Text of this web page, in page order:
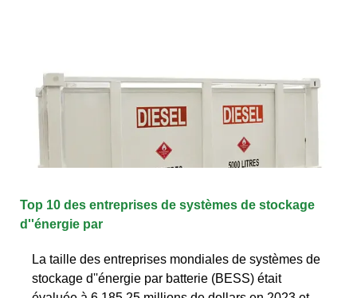
Top 10 des entreprises de systèmes de stockage
d''énergie par
La taille des entreprises mondiales de systèmes de
stockage d''énergie par batterie (BESS) était